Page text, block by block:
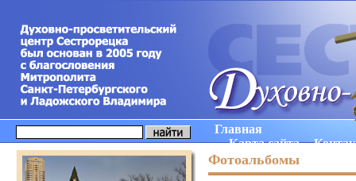
Главная
Карта сайта
Фотоальбомы